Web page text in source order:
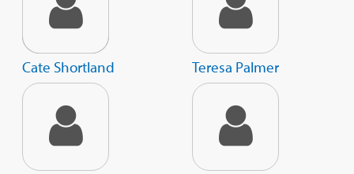
Cate Shortland Teresa Palmer